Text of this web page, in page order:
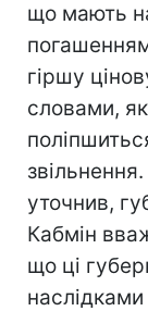
що мають
погашенням
гіршу
словами,
уточнив,
Кабмін
що ці
наслідками